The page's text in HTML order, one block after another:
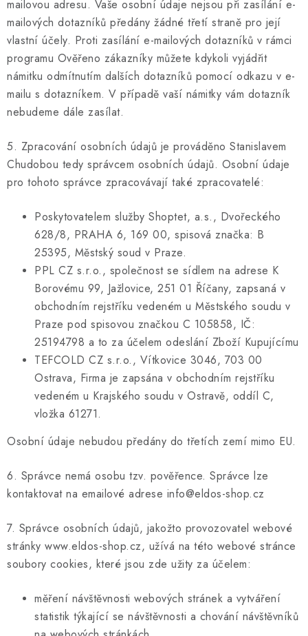
mailovou adresu. Vaše osobní údaje nejsou při zasílání e-
mailových dotazníků předány žádné třetí straně pro její
vlastní účely. Proti zasílání e-mailových dotazníků v rámci
programu Ověřeno zákazníky můžete kdykoli vyjádřit
námitku odmítnutím dalších dotazníků pomocí odkazu v e-
mailu s dotazníkem. V případě vaší námitky vám dotazník
nebudeme dále zasílat.
5. Zpracování osobních údajů je prováděno Stanislavem
Chudobou tedy správcem osobních údajů. Osobní údaje
pro tohoto správce zpracovávají také zpracovatelé:
Poskytovatelem služby Shoptet, a.s., Dvořeckého
628/8, PRAHA 6, 169 00, spisová značka: B
25395, Městský soud v Praze.
PPL CZ s.r.o., společnost se sídlem na adrese K
Borovému 99, Jažlovice, 251 01 Říčany, zapsaná v
obchodním rejstříku vedeném u Městského soudu v
Praze pod spisovou značkou C 105858, IČ:
25194798 a to za účelem odeslání Zboží Kupujícímu
TEFCOLD CZ s.r.o., Vítkovice 3046, 703 00
Ostrava, Firma je zapsána v obchodním rejstříku
vedeném u Krajského soudu v Ostravě, oddíl C,
vložka 61271.
Osobní údaje nebudou předány do třetích zemí mimo EU.
6. Správce nemá osobu tzv. pověřence. Správce lze
kontaktovat na emailové adrese info@eldos-shop.cz
7. Správce osobních údajů, jakožto provozovatel webové
stránky www.eldos-shop.cz, užívá na této webové stránce
soubory cookies, které jsou zde užity za účelem:
měření návštěvnosti webových stránek a vytváření
statistik týkající se návštěvnosti a chování návštěvníků